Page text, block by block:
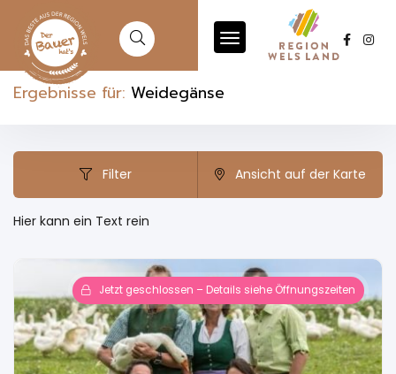
Ergebnisse für: Weidegänse
Filter Ansicht auf der Karte
Hier kann ein Text rein
Jetzt geschlossen – Details siehe Öffnungszeiten